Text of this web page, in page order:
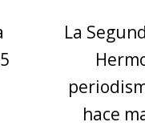
La
hace